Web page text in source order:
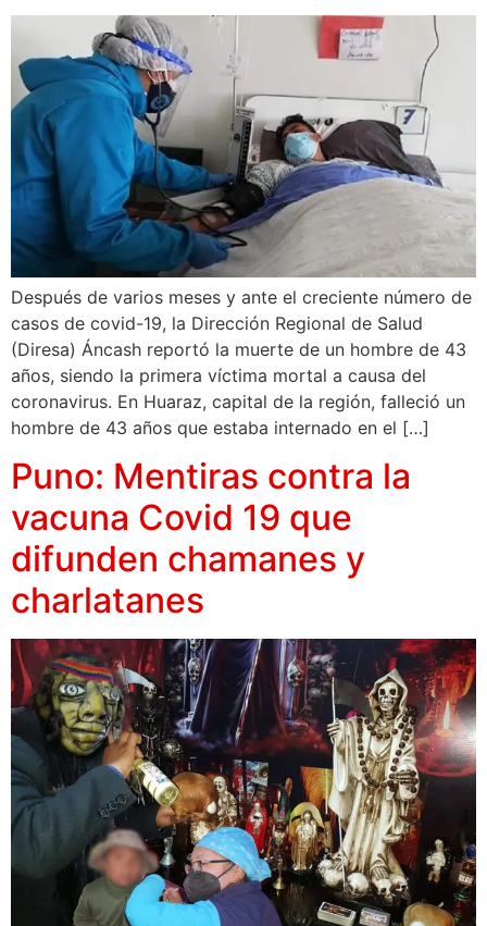
Después de varios meses y ante el creciente número de
casos de covid-19, la Dirección Regional de Salud
(Diresa) Áncash reportó la muerte de un hombre de 43
años, siendo la primera víctima mortal a causa del
coronavirus. En Huaraz, capital de la región, falleció un
hombre de 43 años que estaba internado en el […]
Puno: Mentiras contra la
vacuna Covid 19 que
difunden chamanes y
charlatanes